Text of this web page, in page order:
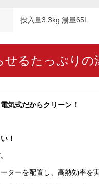
投入量3.3kg 湯量65L
るたっぷりの
気式だからクリーン！
！
ターを配置し、高熱効率